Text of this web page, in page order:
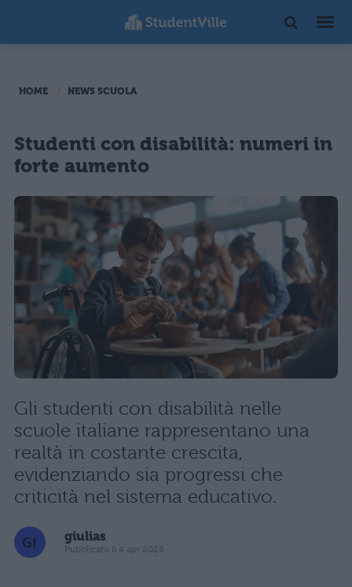
HOME NEWS SCUOLA
Studenti con disabilità: numeri in
forte aumento
Gli studenti con disabilità nelle
scuole italiane rappresentano una
realtà in costante crescita,
evidenziando sia progressi che
criticità nel sistema educativo.
giulias
Pubblicato il 4 apr 2025